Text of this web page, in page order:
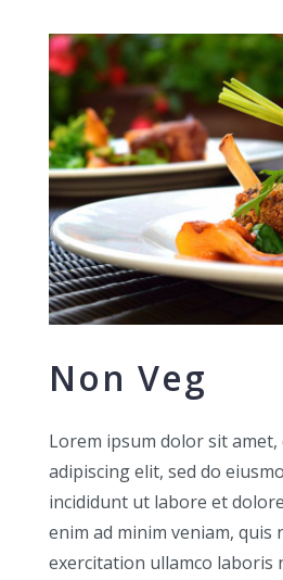
Non Veg
Lorem ipsum dolor sit
adipiscing elit, sed do
incididunt ut labore et
enim ad minim veniam, quis
exercitation ullamco laboris